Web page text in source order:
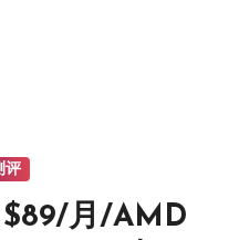
评
月/AMD